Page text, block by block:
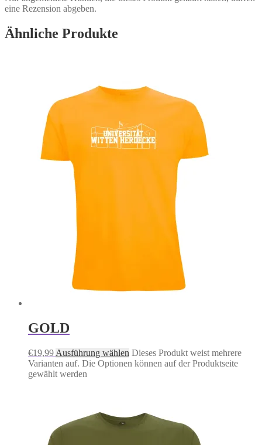
eine Rezension abgeben.
Ähnliche Produkte
GOLD
€19,99 Ausführung wählen Dieses Produkt weist mehrere
Varianten auf. Die Optionen können auf der Produktseite
gewählt werden